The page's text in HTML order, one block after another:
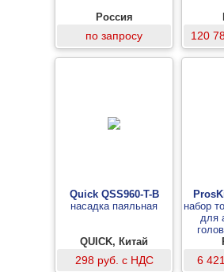
Россия
по запросу 120
Quick QSS960-T-B
насадка паяльная
QUICK, Китай
298 руб. с НДС
набор
для
6